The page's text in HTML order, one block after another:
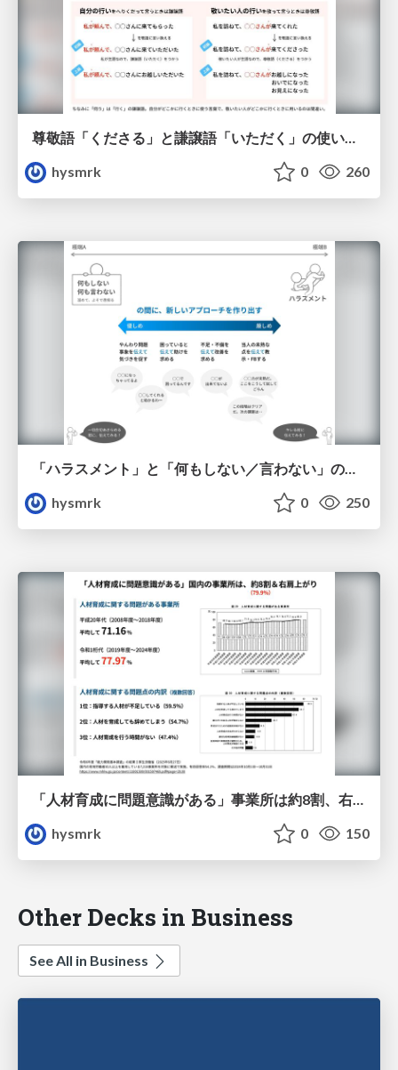
hysmrk
0 260
「ハラスメント」と「何もしない／言わない」の間に
hysmrk
0 250
「人材育成に問題意識がある」事業所は約8割、右肩上がり
hysmrk
0 150
Other Decks in Business
See All in Business